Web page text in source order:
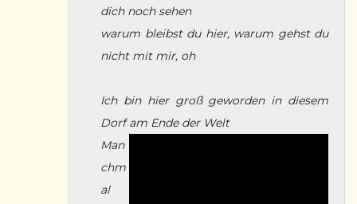
dich noch sehen
warum bleibst du hier, warum gehst du
nicht mit mir, oh
Ich bin hier groß geworden in diesem
Dorf am Ende der Welt
Man
chm
al